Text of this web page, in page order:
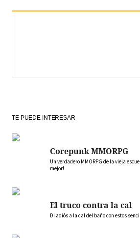
TE PUEDE INTERESAR
Corepunk MMORPG
Un verdadero MMORPG de la vieja
mejor!
El truco contra la cal
Di adiós a la cal del baño con estos